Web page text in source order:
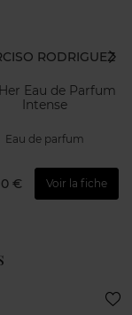
RODRIGUEZ
Eau de Parfum
Intense
de parfum
Voir la fiche